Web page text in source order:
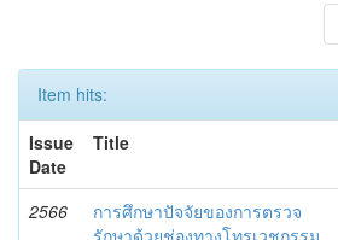
Item hits:
Issue
Date
Title
2566
การศึกษาปัจจัยของการตรวจ
รักษาด้วยช่องทางโทรเวชกรรม